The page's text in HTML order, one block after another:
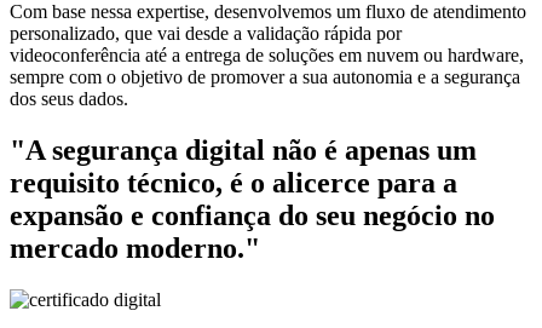
Com base nessa expertise, desenvolvemos um fluxo de atendimento
personalizado, que vai desde a validação rápida por
videoconferência até a entrega de soluções em nuvem ou hardware,
sempre com o objetivo de promover a sua autonomia e a segurança
dos seus dados.
"A segurança digital não é apenas um
requisito técnico, é o alicerce para a
expansão e confiança do seu negócio no
mercado moderno."